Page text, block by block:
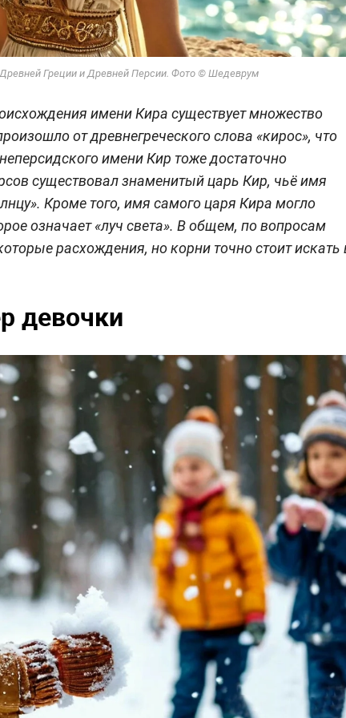
Греции и Древней Персии. Фото © Шедеврум
имени Кира существует множество
от древнегреческого слова «кирос», что
имени Кир тоже достаточно
существовал знаменитый царь Кир, чьё имя
Кроме того, имя самого царя Кира могло
означает «луч света». В общем, по вопросам
расхождения, но корни точно стоит искать
девочки